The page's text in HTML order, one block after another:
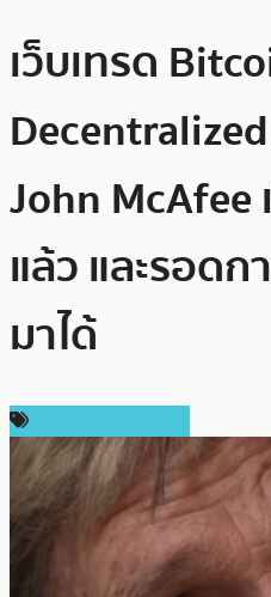
เว็บเทรด
John McAfee
แล้ว และรอดก
มาได้